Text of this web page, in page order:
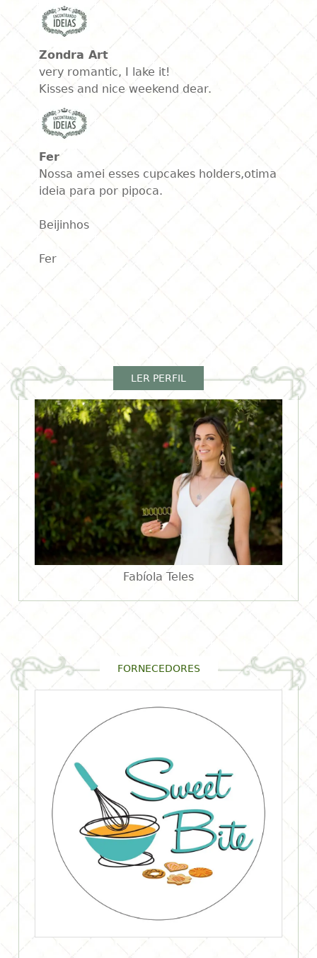
Zondra Art
very romantic, I lake it!
Kisses and nice weekend dear.
Fer
Nossa amei esses cupcakes holders,otima
ideia para por pipoca.
Beijinhos
Fer
LER PERFIL
Fabíola Teles
FORNECEDORES